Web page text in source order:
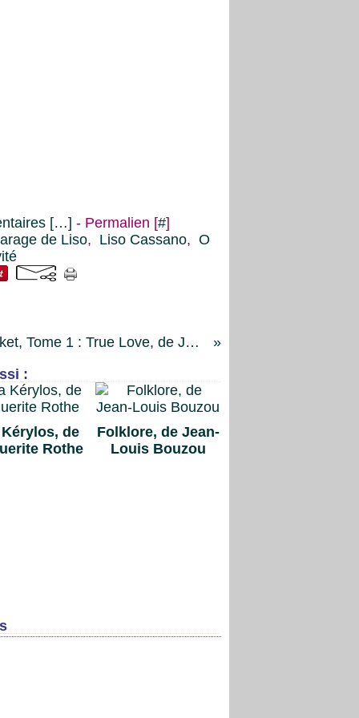
[…] - Permalien [#]
de Liso, Liso Cassano, O
Mariage à Nantucket, Tome 1 : True Love, de Jude Deveraux
:
de
Rothe
Folklore, de Jean-
Louis Bouzou